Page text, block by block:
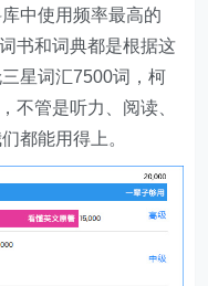
中使用频率最高的
书和词典都是根据这
星词汇7500词，柯
不管是听力、阅读、
都能用得上。